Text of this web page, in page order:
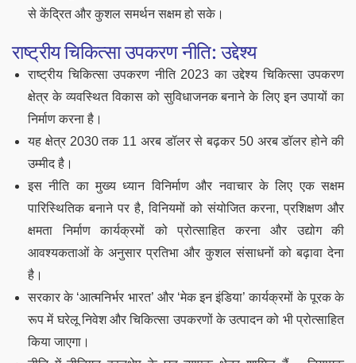
से केंद्रित और कुशल समर्थन सक्षम हो सके।
राष्ट्रीय चिकित्सा उपकरण नीति: उद्देश्य
राष्ट्रीय चिकित्सा उपकरण नीति 2023 का उद्देश्य चिकित्सा उपकरण
क्षेत्र के व्यवस्थित विकास को सुविधाजनक बनाने के लिए इन उपायों का
निर्माण करना है।
यह क्षेत्र 2030 तक 11 अरब डॉलर से बढ़कर 50 अरब डॉलर होने की
उम्मीद है।
इस नीति का मुख्य ध्यान विनिर्माण और नवाचार के लिए एक सक्षम
पारिस्थितिक बनाने पर है, विनियमों को संयोजित करना, प्रशिक्षण और
क्षमता निर्माण कार्यक्रमों को प्रोत्साहित करना और उद्योग की
आवश्यकताओं के अनुसार प्रतिभा और कुशल संसाधनों को बढ़ावा देना
है।
सरकार के ‘आत्मनिर्भर भारत’ और ‘मेक इन इंडिया’ कार्यक्रमों के पूरक के
रूप में घरेलू निवेश और चिकित्सा उपकरणों के उत्पादन को भी प्रोत्साहित
किया जाएगा।